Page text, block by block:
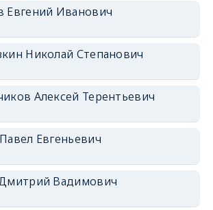
Евгений Иванович
Николай Степанович
Алексей Терентьевич
Евгеньевич
Вадимович